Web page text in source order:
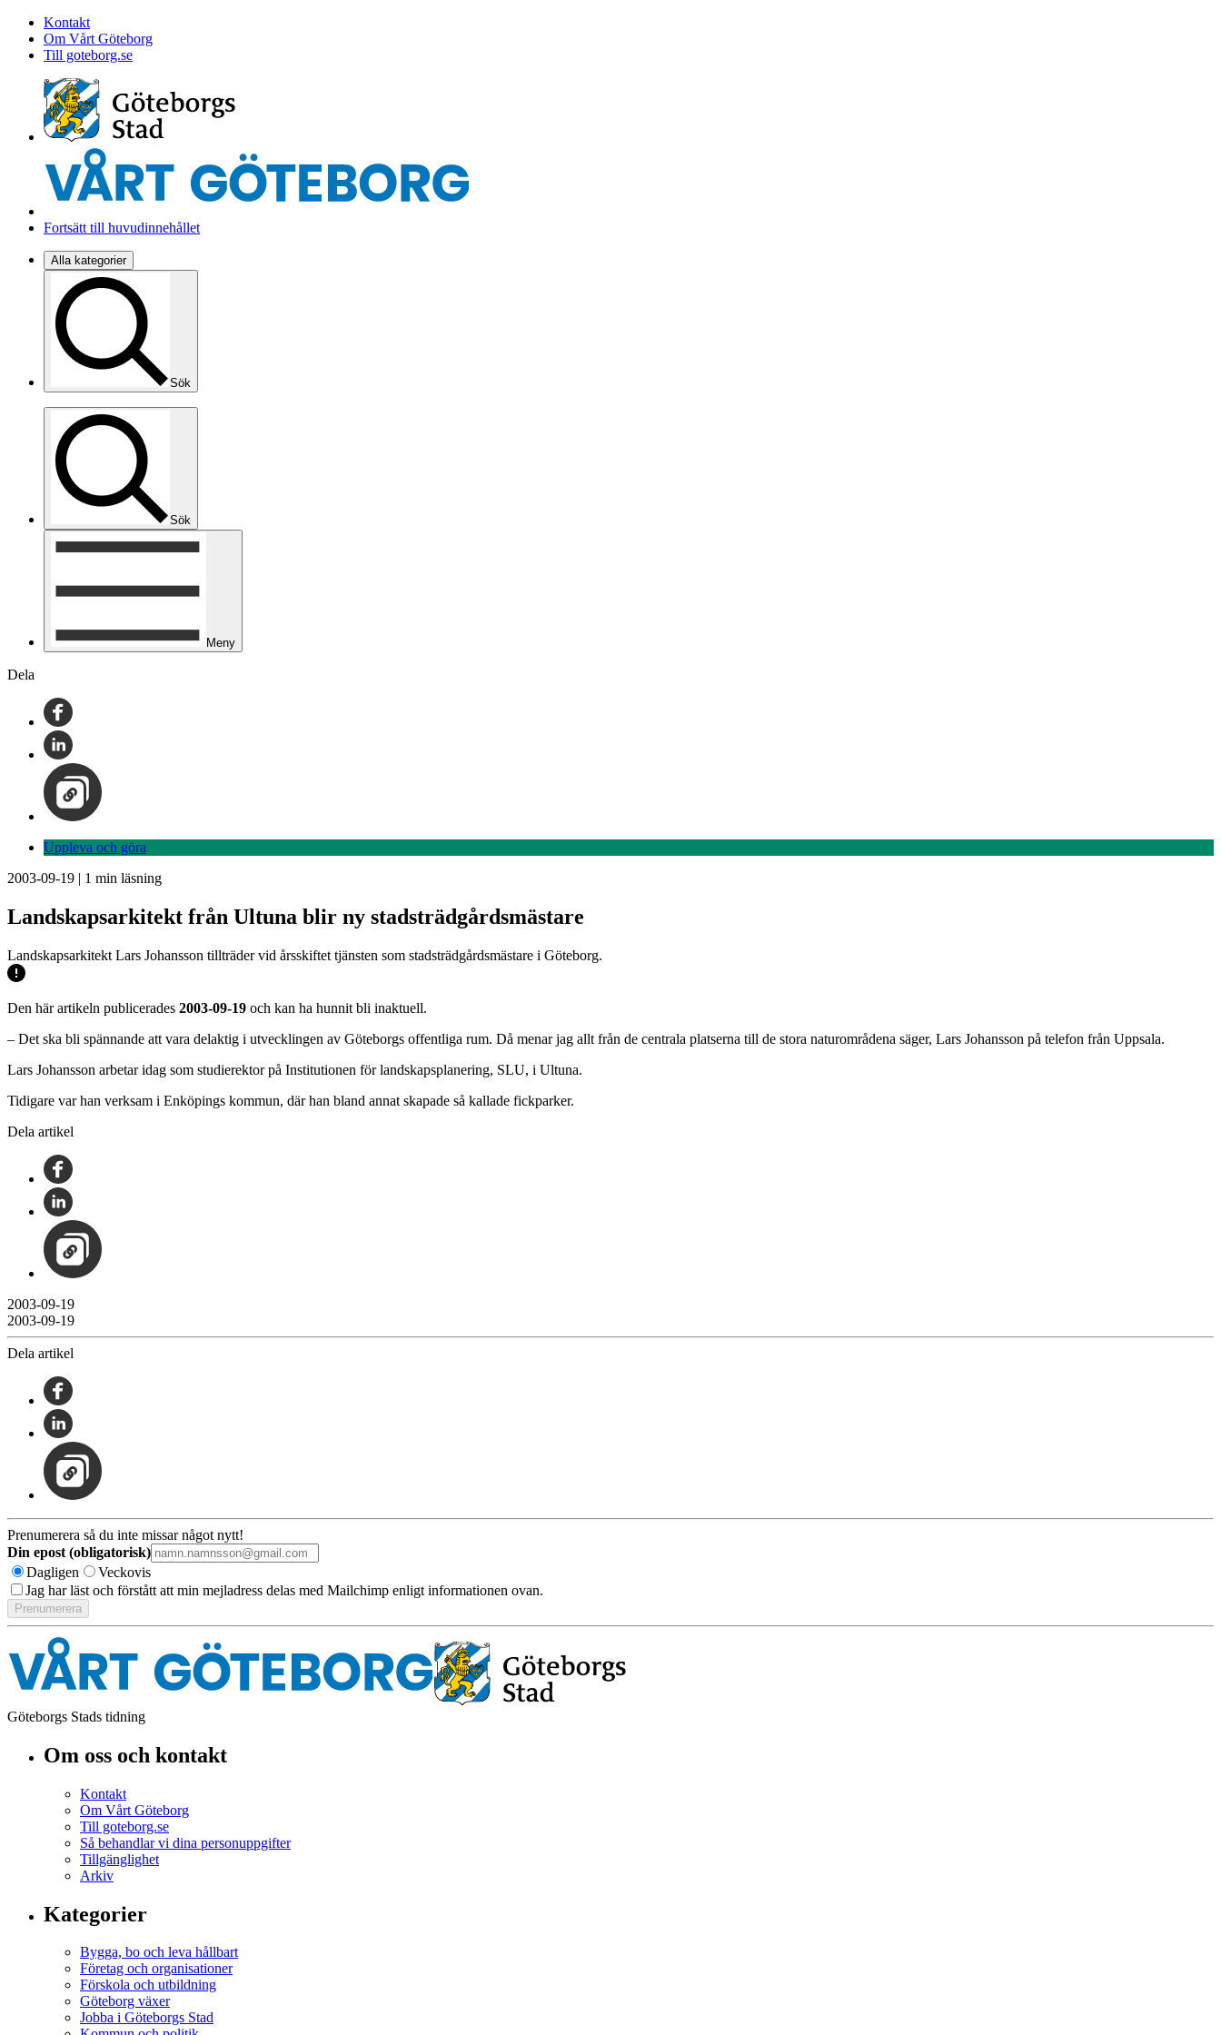
Kontakt
Om Vårt Göteborg
Till goteborg.se
Fortsätt till huvudinnehållet
Alla kategorier
Sök
Sök
Meny
Dela
Uppleva och göra
2003-09-19 | 1 min läsning
Landskapsarkitekt från Ultuna blir ny stadsträdgårdsmästare
Landskapsarkitekt Lars Johansson tillträder vid årsskiftet tjänsten som stadsträdgårdsmästare i Göteborg.
Den här artikeln publicerades 2003-09-19 och kan ha hunnit bli inaktuell.
– Det ska bli spännande att vara delaktig i utvecklingen av Göteborgs offentliga rum. Då menar jag allt från de centrala platserna till de stora naturområdena säger, Lars Johansson på telefon från Uppsala.
Lars Johansson arbetar idag som studierektor på Institutionen för landskapsplanering, SLU, i Ultuna.
Tidigare var han verksam i Enköpings kommun, där han bland annat skapade så kallade fickparker.
Dela artikel
2003-09-19
2003-09-19
Dela artikel
Prenumerera så du inte missar något nytt!
Din epost (obligatorisk)
Dagligen
Veckovis
Jag har läst och förstått att min mejladress delas med Mailchimp enligt informationen ovan.
Göteborgs Stads tidning
Om oss och kontakt
Kontakt
Om Vårt Göteborg
Till goteborg.se
Så behandlar vi dina personuppgifter
Tillgänglighet
Arkiv
Kategorier
Bygga, bo och leva hållbart
Företag och organisationer
Förskola och utbildning
Göteborg växer
Jobba i Göteborgs Stad